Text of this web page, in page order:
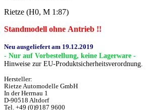
Rietze (H0, M 1:87)
Standmodell ohne Antrieb !!
Neu ausgeliefert am 19.12.2019
- Nur auf Vorbestellung, keine Lagerware -
Hinweise zur EU-Produktsicherheitsverordnung.
Hersteller:
Rietze Automodelle GmbH
In der Herrnau 1
D-90518 Altdorf
Tel. +49 (0)9187 9600